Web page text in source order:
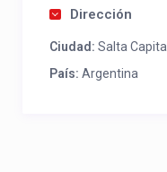
Dirección
Ciudad: Salta Capital
País: Argentina